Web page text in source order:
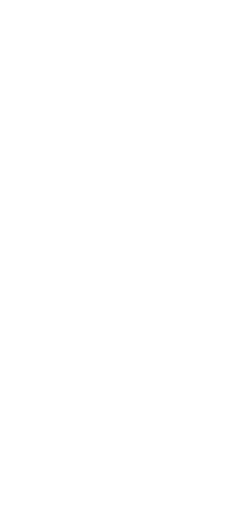
és -tervezést,
létre, amely lenyűgöző